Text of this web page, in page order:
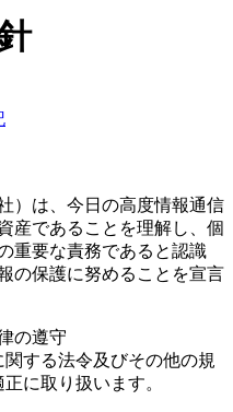
）は、今日の高度情報通信
産であることを理解し、個
重要な責務であると認識
の保護に努めることを宣言
の遵守
する法令及びその他の規
に取り扱います。